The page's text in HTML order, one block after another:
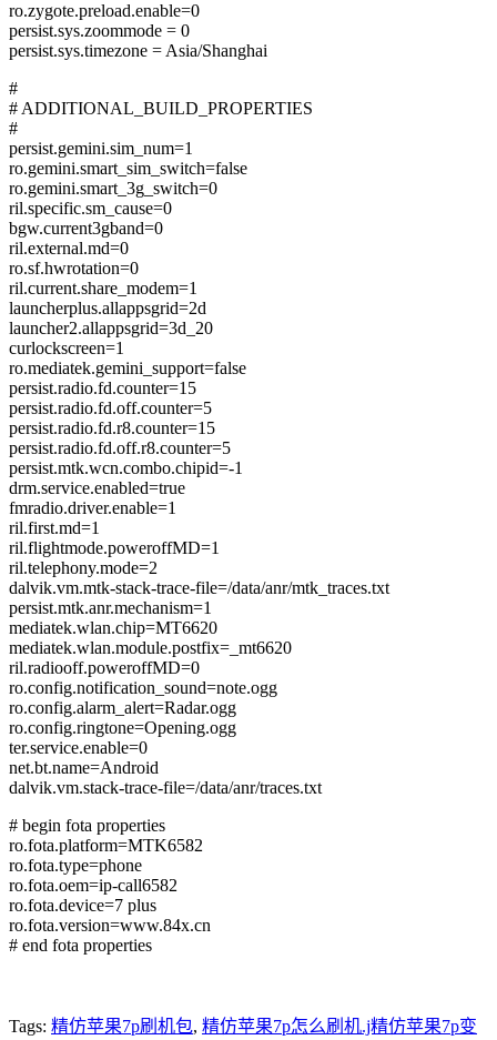
ro.zygote.preload.enable=0
persist.sys.zoommode = 0
persist.sys.timezone = Asia/Shanghai
#
# ADDITIONAL_BUILD_PROPERTIES
#
persist.gemini.sim_num=1
ro.gemini.smart_sim_switch=false
ro.gemini.smart_3g_switch=0
ril.specific.sm_cause=0
bgw.current3gband=0
ril.external.md=0
ro.sf.hwrotation=0
ril.current.share_modem=1
launcherplus.allappsgrid=2d
launcher2.allappsgrid=3d_20
curlockscreen=1
ro.mediatek.gemini_support=false
persist.radio.fd.counter=15
persist.radio.fd.off.counter=5
persist.radio.fd.r8.counter=15
persist.radio.fd.off.r8.counter=5
persist.mtk.wcn.combo.chipid=-1
drm.service.enabled=true
fmradio.driver.enable=1
ril.first.md=1
ril.flightmode.poweroffMD=1
ril.telephony.mode=2
dalvik.vm.mtk-stack-trace-file=/data/anr/mtk_traces.txt
persist.mtk.anr.mechanism=1
mediatek.wlan.chip=MT6620
mediatek.wlan.module.postfix=_mt6620
ril.radiooff.poweroffMD=0
ro.config.notification_sound=note.ogg
ro.config.alarm_alert=Radar.ogg
ro.config.ringtone=Opening.ogg
ter.service.enable=0
net.bt.name=Android
dalvik.vm.stack-trace-file=/data/anr/traces.txt
# begin fota properties
ro.fota.platform=MTK6582
ro.fota.type=phone
ro.fota.oem=ip-call6582
ro.fota.device=7 plus
ro.fota.version=www.84x.cn
# end fota properties
Tags: 精仿苹果7p刷机包, 精仿苹果7p怎么刷机.j精仿苹果7p变